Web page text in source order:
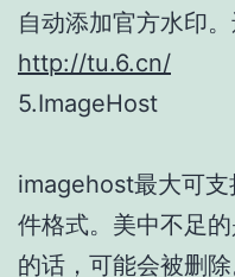
自动添加官方水印
http://tu.6.cn/
5.ImageHost
imagehost最大可
件格式。美中不足
的话，可能会被删